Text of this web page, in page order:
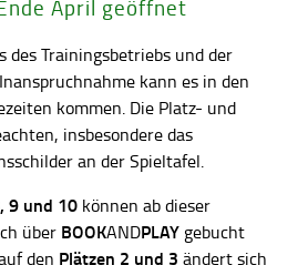
April geöffnet
des Trainingsbetriebs und der
kann es in den
kommen. Die Platz- und
insbesondere das
an der Spieltafel.
9 und 10 können ab dieser
über BOOKANDPLAY gebucht
den Plätzen 2 und 3 ändert sich